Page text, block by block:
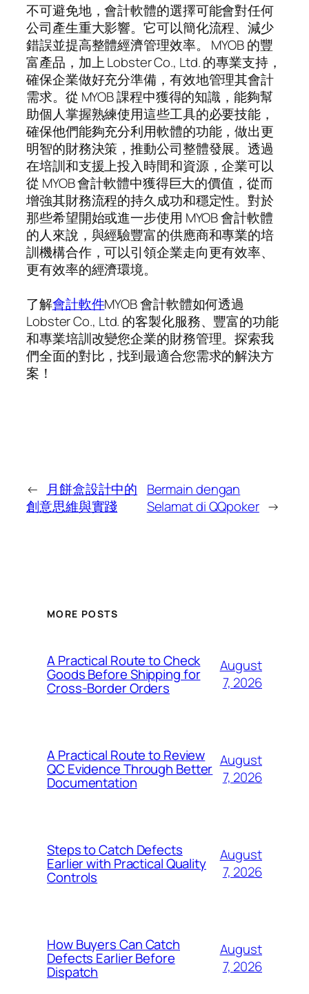
不可避免地，會計軟體的選擇可能會對任何
公司產生重大影響。它可以簡化流程、減少
錯誤並提高整體經濟管理效率。 MYOB 的豐
富產品，加上 Lobster Co., Ltd. 的專業支持，
確保企業做好充分準備，有效地管理其會計
需求。從 MYOB 課程中獲得的知識，能夠幫
助個人掌握熟練使用這些工具的必要技能，
確保他們能夠充分利用軟體的功能，做出更
明智的財務決策，推動公司整體發展。透過
在培訓和支援上投入時間和資源，企業可以
從 MYOB 會計軟體中獲得巨大的價值，從而
增強其財務流程的持久成功和穩定性。對於
那些希望開始或進一步使用 MYOB 會計軟體
的人來說，與經驗豐富的供應商和專業的培
訓機構合作，可以引領企業走向更有效率、
更有效率的經濟環境。
了解會計軟件MYOB 會計軟體如何透過
Lobster Co., Ltd. 的客製化服務、豐富的功能
和專業培訓改變您企業的財務管理。探索我
們全面的對比，找到最適合您需求的解決方
案！
←
月餅盒設計中的
創意思維與實踐
Bermain dengan
Selamat di QQpoker →
MORE POSTS
A Practical Route to Check
Goods Before Shipping for
Cross-Border Orders
August
7, 2026
A Practical Route to Review
QC Evidence Through Better
Documentation
August
7, 2026
Steps to Catch Defects
Earlier with Practical Quality
Controls
August
7, 2026
How Buyers Can Catch
Defects Earlier Before
Dispatch
August
7, 2026